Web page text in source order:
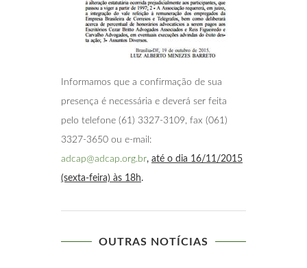
Informamos que a confirmação de sua
presença é necessária e deverá ser feita
pelo telefone (61) 3327-3109, fax (061)
3327-3650 ou e-mail:
adcap@adcap.org.br, até o dia 16/11/2015
(sexta-feira) às 18h.
OUTRAS NOTÍCIAS